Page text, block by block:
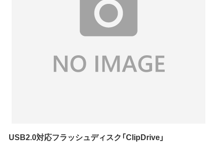
USB2.0対応フラッシュディスク「ClipDrive」